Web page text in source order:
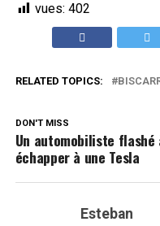
vues: 402
RELATED TOPICS:
DON'T MISS
Un automobiliste flashé
échapper à une Tesla
Esteban